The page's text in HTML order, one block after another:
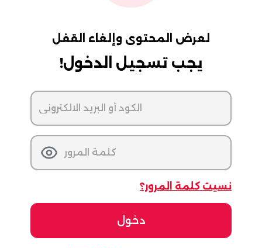
لعرض المحتوى وإلغاء القفل
يجب تسجيل الدخول!
نسيت كلمة المرور؟